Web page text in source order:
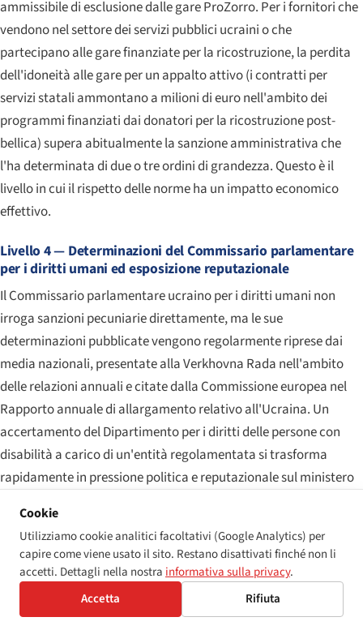
ammissibile di esclusione dalle gare ProZorro. Per i fornitori che
vendono nel settore dei servizi pubblici ucraini o che
partecipano alle gare finanziate per la ricostruzione, la perdita
dell'idoneità alle gare per un appalto attivo (i contratti per
servizi statali ammontano a milioni di euro nell'ambito dei
programmi finanziati dai donatori per la ricostruzione post-
bellica) supera abitualmente la sanzione amministrativa che
l'ha determinata di due o tre ordini di grandezza. Questo è il
livello in cui il rispetto delle norme ha un impatto economico
effettivo.
Livello 4 — Determinazioni del Commissario parlamentare
per i diritti umani ed esposizione reputazionale
Il Commissario parlamentare ucraino per i diritti umani non
irroga sanzioni pecuniarie direttamente, ma le sue
determinazioni pubblicate vengono regolarmente riprese dai
media nazionali, presentate alla Verkhovna Rada nell'ambito
delle relazioni annuali e citate dalla Commissione europea nel
Rapporto annuale di allargamento relativo all'Ucraina. Un
accertamento del Dipartimento per i diritti delle persone con
disabilità a carico di un'entità regolamentata si trasforma
rapidamente in pressione politica e reputazionale sul ministero
miglioramenti dell'accessibilità al portale Diia e al Fondo
pensionistico dell'Ucraina nel periodo 2024-25.
Livello 5 — Condizionalità del processo di adesione all'UE
Il livello che non esiste sulla carta ma orienta in misura
Cookie
Utilizziamo cookie analitici facoltativi (Google Analytics) per
capire come viene usato il sito. Restano disattivati finché non li
accetti. Dettagli nella nostra informativa sulla privacy.
Accetta
Rifiuta